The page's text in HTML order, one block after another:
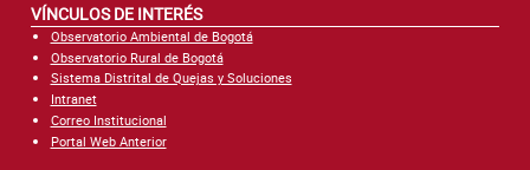
VÍNCULOS DE INTERÉS
Observatorio Ambiental de Bogotá
Observatorio Rural de Bogotá
Sistema Distrital de Quejas y Soluciones
Intranet
Correo Institucional
Portal Web Anterior